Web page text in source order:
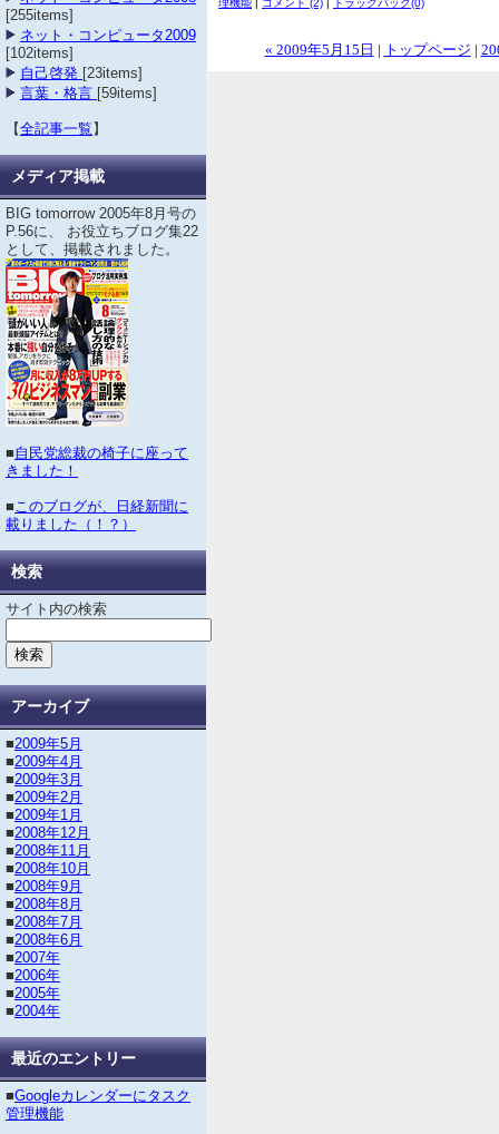
[255items]
ネット・コンピュータ2009
[102items]
自己啓発 [23items]
言葉・格言 [59items]
【全記事一覧 】
メディア掲載
BIG tomorrow 2005年8月号の
P.56に、 お役立ちブログ集22
として、掲載されました。
■自民党総裁の椅子に座って
きました！
■このブログが、日経新聞に
載りました（！？）
検索
サイト内の検索
アーカイブ
■2009年5月
■2009年4月
■2009年3月
■2009年2月
■2009年1月
■2008年12月
■2008年11月
■2008年10月
■2008年9月
■2008年8月
■2008年7月
■2008年6月
■2007年
■2006年
■2005年
■2004年
最近のエントリー
■Googleカレンダーにタスク
管理機能
理機能 | コメント (2) | トラックバック(0)
« 2009年5月15日 トップページ